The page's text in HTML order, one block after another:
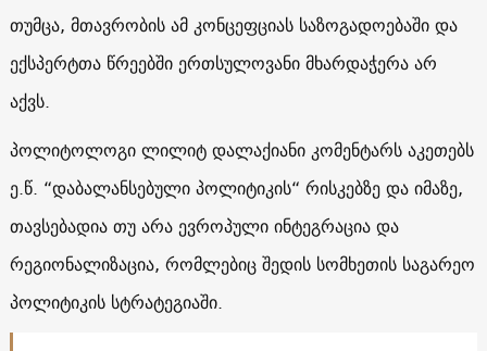
თუმცა, მთავრობის ამ კონცეფციას საზოგადოებაში და
ექსპერტთა წრეებში ერთსულოვანი მხარდაჭერა არ
აქვს.
პოლიტოლოგი ლილიტ დალაქიანი კომენტარს აკეთებს
ე.წ. “დაბალანსებული პოლიტიკის“ რისკებზე და იმაზე,
თავსებადია თუ არა ევროპული ინტეგრაცია და
რეგიონალიზაცია, რომლებიც შედის სომხეთის საგარეო
პოლიტიკის სტრატეგიაში.